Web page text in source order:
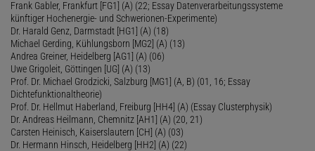
Frank Gabler, Frankfurt [FG1] (A) (22; Essay Datenverarbeitungssysteme
künftiger Hochenergie- und Schwerionen-Experimente)
Dr. Harald Genz, Darmstadt [HG1] (A) (18)
Michael Gerding, Kühlungsborn [MG2] (A) (13)
Andrea Greiner, Heidelberg [AG1] (A) (06)
Uwe Grigoleit, Göttingen [UG] (A) (13)
Prof. Dr. Michael Grodzicki, Salzburg [MG1] (A, B) (01, 16; Essay
Dichtefunktionaltheorie)
Prof. Dr. Hellmut Haberland, Freiburg [HH4] (A) (Essay Clusterphysik)
Dr. Andreas Heilmann, Chemnitz [AH1] (A) (20, 21)
Carsten Heinisch, Kaiserslautern [CH] (A) (03)
Dr. Hermann Hinsch, Heidelberg [HH2] (A) (22)